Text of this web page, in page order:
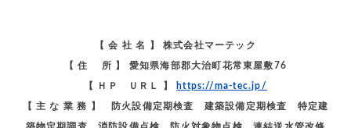
【 会 社 名 】 株式会社マーテック
【 住 所 】 愛知県海部郡大治町花常東屋敷76
【 ＨＰ ＵＲＬ 】 https://ma-tec.jp/
【 主 な 業 務 】 防火設備定期検査 建築設備定期検査 特定建